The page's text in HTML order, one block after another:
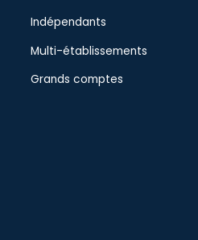
Indépendants
Multi-établissements
Grands comptes